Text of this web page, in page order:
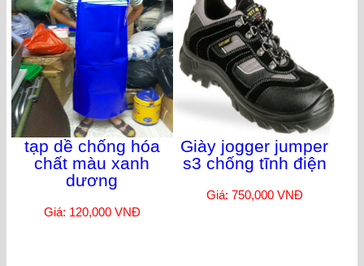
tạp dề chống hóa
chất màu xanh
dương
Giá: 120,000 VNĐ
Giày jogger jumper
s3 chống tĩnh điện
Giá: 750,000 VNĐ